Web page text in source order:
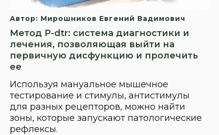
Автор: Мирошников Евгений Вадимович
Метод P-dtr: система диагностики и
лечения, позволяющая выйти на
первичную дисфункцию и пролечить
ее
Используя мануальное мышечное
тестирование и стимулы, антистимулы
для разных рецепторов, можно найти
зоны, которые запускают патологические
рефлексы.